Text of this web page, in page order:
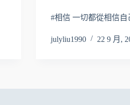
#相信 一切都從相信
julyliu1990 22 9 月,